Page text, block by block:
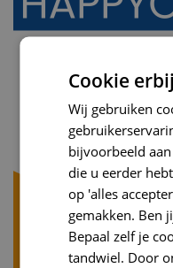
Cookie
Wij gebruiken
bijvoorbeeld
die u eerder
op 'alles
gemakken. Ben
Bepaal zelf je
tandwiel. Door